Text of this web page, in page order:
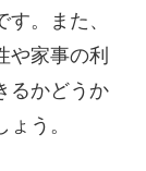
。また、
や家事の利
るかどうか
う。